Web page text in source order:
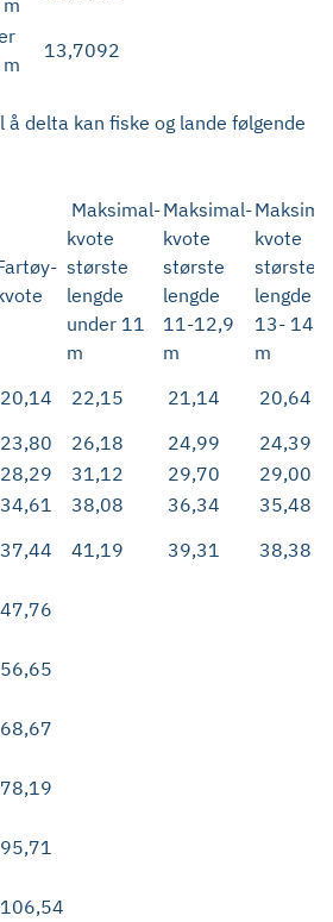
13,7092
å delta kan fiske og lande følgende
Maksimal-
kvote
største
lengde
under 11
m
Maksimal-
kvote
største
lengde
11-12,9
m
kvote
største
lengde
13- 14,9
m
20,14 22,15 21,14
20,64
23,80 26,18 24,99
24,39
28,29 31,12 29,70
29,00
34,61 38,08 36,34
35,48
37,44 41,19 39,31
38,38
47,76
56,65
68,67
78,19
95,71
106,54